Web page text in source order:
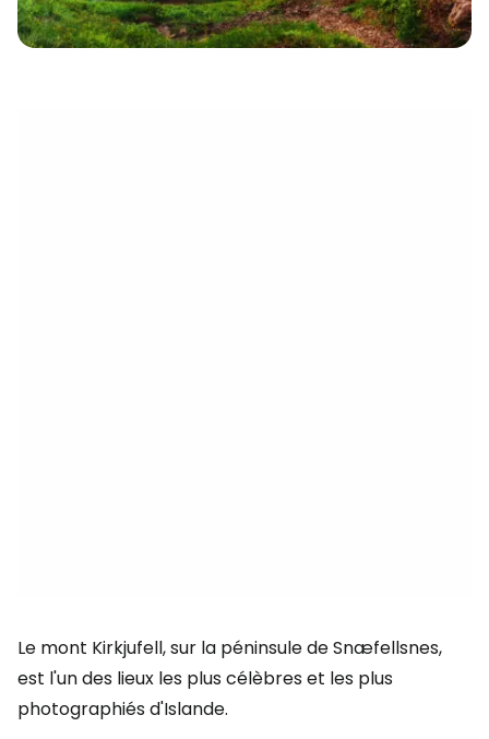
Le mont Kirkjufell, sur la péninsule de Snæfellsnes,
est l'un des lieux les plus célèbres et les plus
photographiés d'Islande.